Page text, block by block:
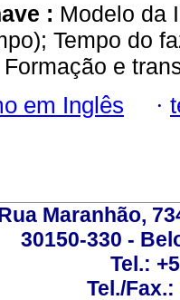
: Modelo da
Tempo do
e
em Inglês ·
Maranhão,
30150-330 -
Tel.:
Tel./Fax.: